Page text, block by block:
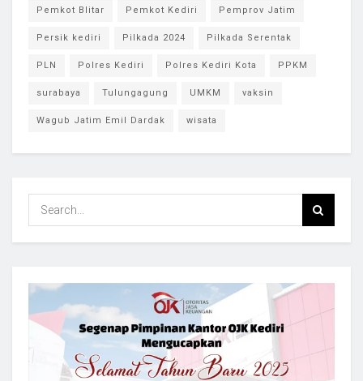
Pemkot Blitar Pemkot Kediri Pemprov Jatim
Persik kediri Pilkada 2024 Pilkada Serentak
PLN Polres Kediri Polres Kediri Kota PPKM
surabaya Tulungagung UMKM vaksin
Wagub Jatim Emil Dardak wisata